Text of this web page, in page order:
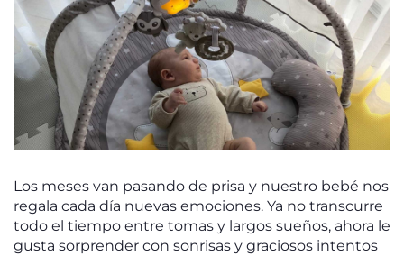
Los meses van pasando de prisa y nuestro bebé nos
regala cada día nuevas emociones. Ya no transcurre
todo el tiempo entre tomas y largos sueños, ahora le
gusta sorprender con sonrisas y graciosos intentos